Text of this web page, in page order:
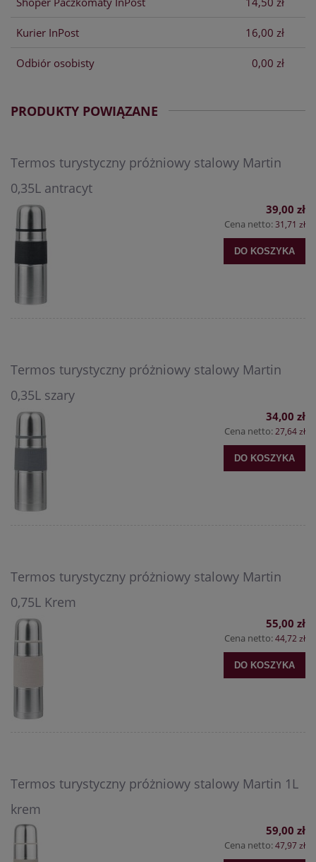
Kurier InPost 16,00 zł
Odbiór osobisty 0,00 zł
PRODUKTY POWIĄZANE
Termos turystyczny próżniowy stalowy Martin
0,35L antracyt
39,00 zł
Cena netto:31,71 zł
DO KOSZYKA
Termos turystyczny próżniowy stalowy Martin
0,35L szary
34,00 zł
Cena netto:27,64 zł
DO KOSZYKA
Termos turystyczny próżniowy stalowy Martin
0,75L Krem
55,00 zł
Cena netto:44,72 zł
DO KOSZYKA
Termos turystyczny próżniowy stalowy Martin 1L
krem
59,00 zł
Cena netto:47,97 zł